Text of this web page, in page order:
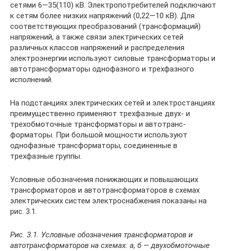
сетями 6—35(110) кВ. Электропотребителей подключают
к сетям более низких напряжений (0,22—10 кВ). Для
соответствующих преобразований (транс­формаций)
напряжений, а также связи электрических сетей
различных классов напряжений и распределения
электроэнергии используют силовые трансформато­ры и
автотрансформаторы однофазного и трехфазного
исполнений.
На подстанциях электрических сетей и электростанциях
преимущественно применяют трехфазные двух- и
трехобмоточные трансформаторы и автотранс­
форматоры. При большой мощности используют
однофазные трансформаторы, соединенные в
трехфазные группы.
Условные обозначения понижающих и повышающих
трансформаторов и авто­трансформаторов в схемах
электрических систем электроснабжения показаны на
рис. 3.1.
Рис. 3.1. Условные обозначения трансформаторов и
автотрансформаторов на схемах: а, б — двухобмоточные